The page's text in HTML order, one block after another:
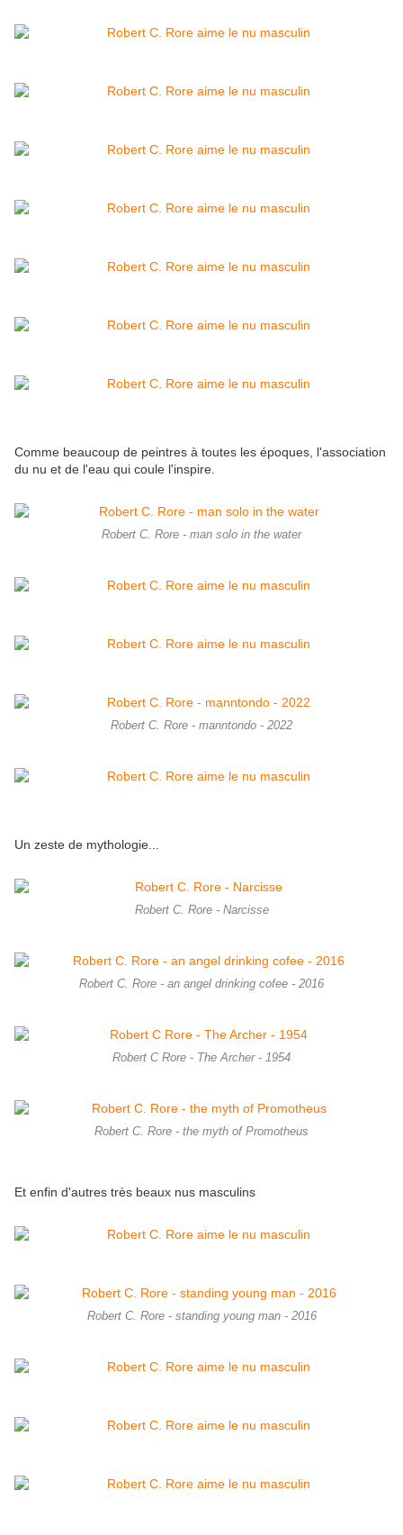
Comme beaucoup de peintres à toutes les époques, l'association
du nu et de l'eau qui coule l'inspire.
Robert C. Rore - man solo in the water
Robert C. Rore - manntondo - 2022
Un zeste de mythologie...
Robert C. Rore - Narcisse
Robert C. Rore - an angel drinking cofee - 2016
Robert C Rore - The Archer - 1954
Robert C. Rore - the myth of Promotheus
Et enfin d'autres très beaux nus masculins
Robert C. Rore - standing young man - 2016